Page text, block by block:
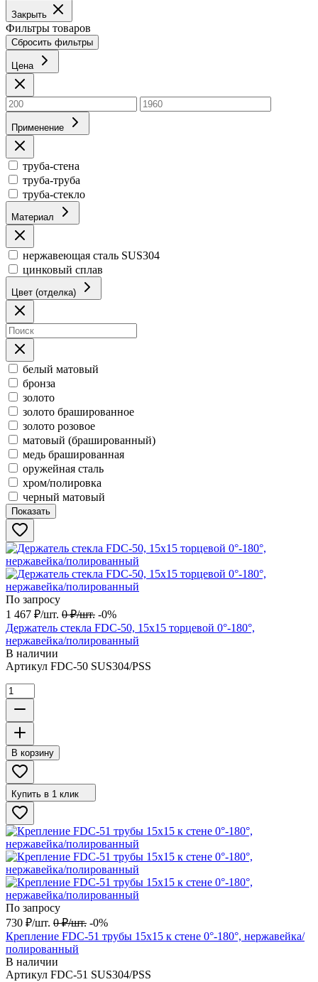
Закрыть
Фильтры товаров
Сбросить фильтры
Цена
Применение
труба-стена
труба-труба
труба-стекло
Материал
нержавеющая сталь SUS304
цинковый сплав
Цвет (отделка)
белый матовый
бронза
золото
золото брашированное
золото розовое
матовый (брашированный)
медь брашированная
оружейная сталь
хром/полировка
черный матовый
Показать
По запросу
1 467 ₽/шт. 0 ₽/шт. -0%
Держатель стекла FDC-50, 15х15 торцевой 0°-180°,
нержавейка/полированный
В наличии
Артикул FDC-50 SUS304/PSS
В корзину
Купить в 1 клик
По запросу
730 ₽/шт. 0 ₽/шт. -0%
Крепление FDC-51 трубы 15х15 к стене 0°-180°, нержавейка/
полированный
В наличии
Артикул FDC-51 SUS304/PSS